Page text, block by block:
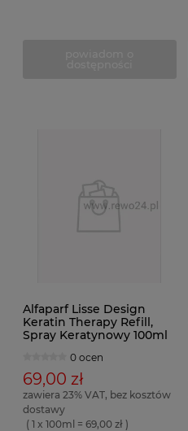
Alfaparf Lisse Design
Keratin Therapy Refill,
Spray Keratynowy 100ml
0 ocen
69,00 zł
zawiera 23% VAT, bez kosztów
dostawy
( 1 x 100ml = 69,00 zł )